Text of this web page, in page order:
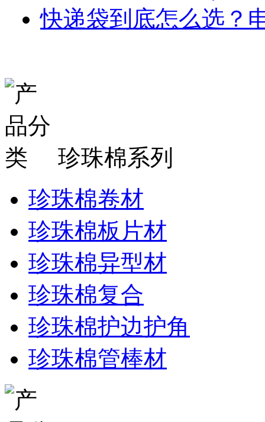
快递袋到底怎么选？
珍珠棉系列
珍珠棉卷材
珍珠棉板片材
珍珠棉异型材
珍珠棉复合
珍珠棉护边护角
珍珠棉管棒材